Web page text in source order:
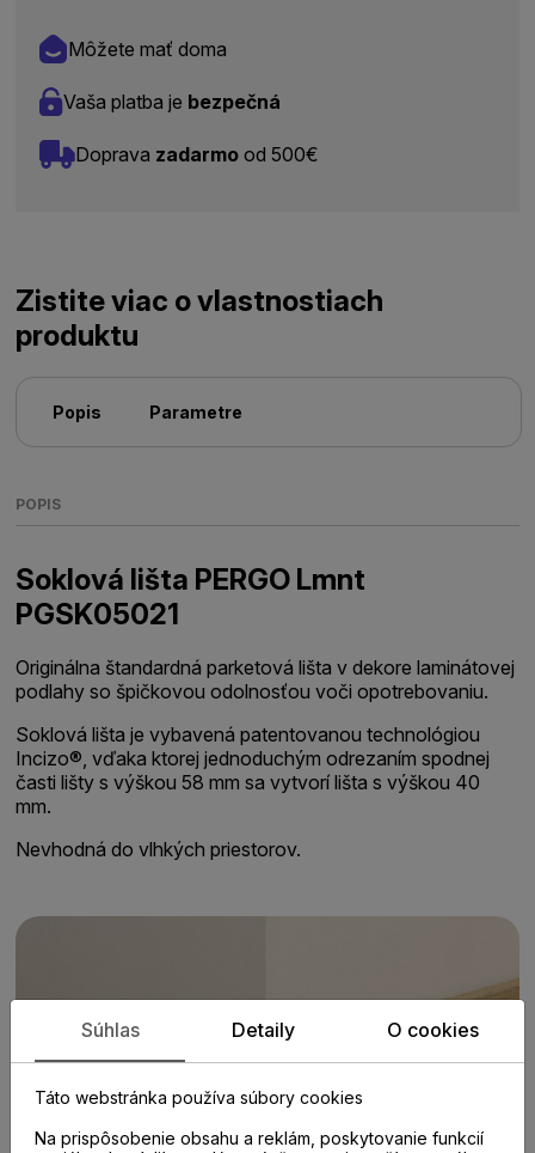
Môžete mať doma
Vaša platba je bezpečná
Doprava zadarmo od 500€
Zistite viac o vlastnostiach
produktu
Popis Parametre
POPIS
Soklová lišta PERGO Lmnt
PGSK05021
Originálna štandardná parketová lišta v dekore laminátovej
podlahy so špičkovou odolnosťou voči opotrebovaniu.
Soklová lišta je vybavená patentovanou technológiou
Incizo®, vďaka ktorej jednoduchým odrezaním spodnej
časti lišty s výškou 58 mm sa vytvorí lišta s výškou 40
mm.
Nevhodná do vlhkých priestorov.
Súhlas Detaily O cookies
Táto webstránka používa súbory cookies
Na prispôsobenie obsahu a reklám, poskytovanie funkcií